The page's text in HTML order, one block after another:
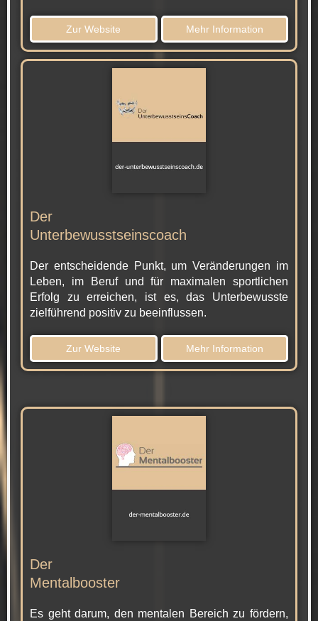
Zur Website Mehr Information
Der
Unterbewusstseinscoach
Der entscheidende Punkt, um Veränderungen im
Leben, im Beruf und für maximalen sportlichen
Erfolg zu erreichen, ist es, das Unterbewusste
zielführend positiv zu beeinflussen.
Zur Website Mehr Information
Der
Mentalbooster
Es geht darum, den mentalen Bereich zu fördern,